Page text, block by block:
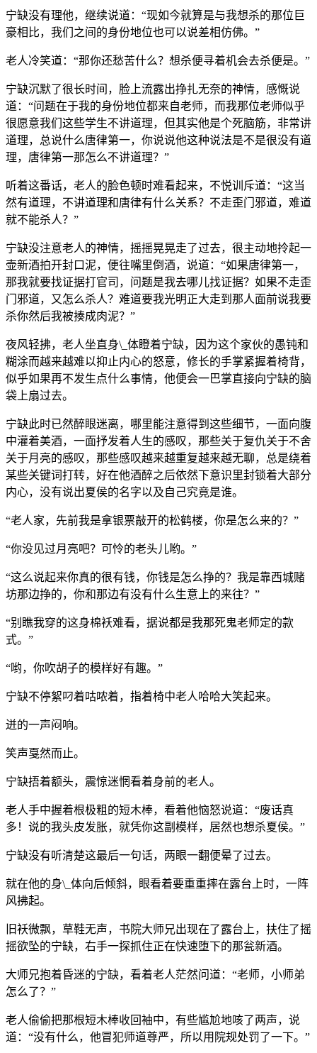
宁缺没有理他，继续说道：“现如今就算是与我想杀的那位巨
豪相比，我们之间的身份地位也可以说差相仿佛。”
老人冷笑道：“那你还愁苦什么？想杀便寻着机会去杀便是。”
宁缺沉默了很长时间，脸上流露出挣扎无奈的神情，感慨说
道：“问题在于我的身份地位都来自老师，而我那位老师似乎
很愿意我们这些学生不讲道理，但其实他是个死脑筋，非常讲
道理，总说什么唐律第一，你说说他这种说法是不是很没有道
理，唐律第一那怎么不讲道理？”
听着这番话，老人的脸色顿时难看起来，不悦训斥道：“这当
然有道理，不讲道理和唐律有什么关系？不走歪门邪道，难道
就不能杀人？”
宁缺没注意老人的神情，摇摇晃晃走了过去，很主动地拎起一
壶新酒拍开封口泥，便往嘴里倒酒，说道：“如果唐律第一，
那我就要找证据打官司，问题是我去哪儿找证据？如果不走歪
门邪道，又怎么杀人？难道要我光明正大走到那人面前说我要
杀你然后我被揍成肉泥？”
夜风轻拂，老人坐直身\_体瞪着宁缺，因为这个家伙的愚钝和
糊涂而越来越难以抑止内心的怒意，修长的手掌紧握着椅背，
似乎如果再不发生点什么事情，他便会一巴掌直接向宁缺的脑
袋上扇过去。
宁缺此时已然醉眼迷离，哪里能注意得到这些细节，一面向腹
中灌着美酒，一面抒发着人生的感叹，那些关于复仇关于不舍
关于月亮的感叹，那些感叹越来越重复越来越无聊，总是绕着
某些关键词打转，好在他酒醉之后依然下意识里封锁着大部分
内心，没有说出夏侯的名字以及自己究竟是谁。
“老人家，先前我是拿银票敲开的松鹤楼，你是怎么来的？”
“你没见过月亮吧？可怜的老头儿哟。”
“这么说起来你真的很有钱，你钱是怎么挣的？我是靠西城赌
坊那边挣的，你和那边有没有什么生意上的来往？”
“别瞧我穿的这身棉袄难看，据说都是我那死鬼老师定的款
式。”
“哟，你吹胡子的模样好有趣。”
宁缺不停絮叼着咕哝着，指着椅中老人哈哈大笑起来。
迸的一声闷响。
笑声戛然而止。
宁缺捂着额头，震惊迷惘看着身前的老人。
老人手中握着根极粗的短木棒，看着他恼怒说道：“废话真
多！说的我头皮发胀，就凭你这副模样，居然也想杀夏侯。”
宁缺没有听清楚这最后一句话，两眼一翻便晕了过去。
就在他的身\_体向后倾斜，眼看着要重重摔在露台上时，一阵
风拂起。
旧袄微飘，草鞋无声，书院大师兄出现在了露台上，扶住了摇
摇欲坠的宁缺，右手一探抓住正在快速堕下的那瓮新酒。
大师兄抱着昏迷的宁缺，看着老人茫然问道：“老师，小师弟
怎么了？”
老人偷偷把那根短木棒收回袖中，有些尴尬地咳了两声，说
道：“没有什么，他冒犯师道尊严，所以用院规处罚了一下。”